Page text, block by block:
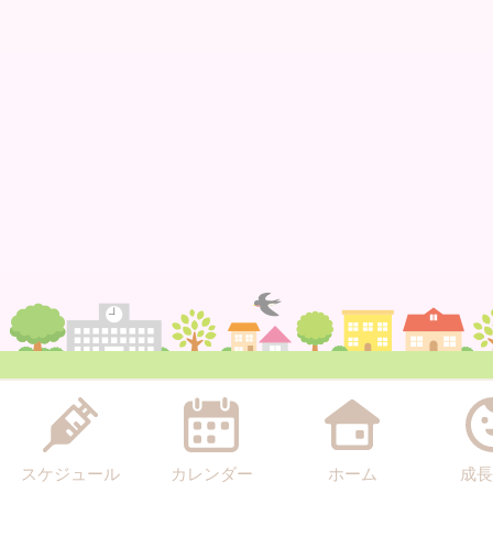
スケジュール カレンダー ホーム 成